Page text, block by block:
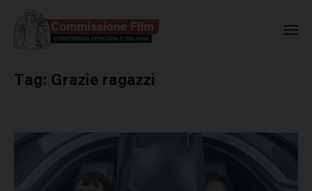
Tag: Grazie ragazzi